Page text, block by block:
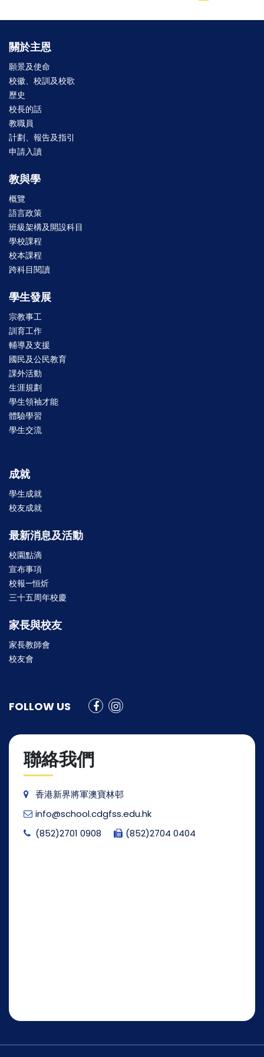
關於主恩
願景及使命
校徽、校訓及校歌
歷史
校長的話
教職員
計劃、報告及指引
申請入讀
教與學
概覽
語言政策
班級架構及開設科目
學校課程
校本課程
跨科目閱讀
學生發展
宗教事工
訓育工作
輔導及支援
國民及公民教育
課外活動
生涯規劃
學生領袖才能
體驗學習
學生交流
成就
學生成就
校友成就
最新消息及活動
校園點滴
宣布事項
校報—恒炘
三十五周年校慶
家長與校友
家長教師會
校友會
FOLLOW US
聯絡我們
香港新界將軍澳寶林邨
info@school.cdgfss.edu.hk
(852)2701 0908
(852)2704 0404